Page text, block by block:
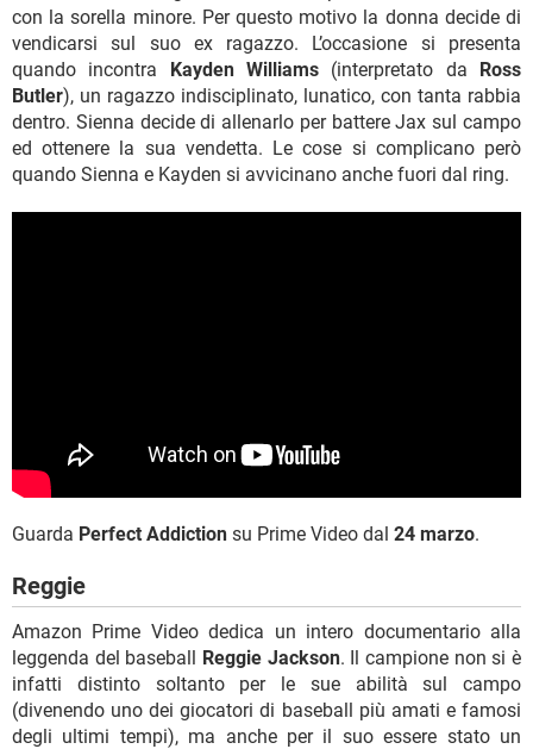
con la sorella minore. Per questo motivo la donna decide di
vendicarsi sul suo ex ragazzo. L’occasione si presenta
quando incontra Kayden Williams (interpretato da Ross
Butler), un ragazzo indisciplinato, lunatico, con tanta rabbia
dentro. Sienna decide di allenarlo per battere Jax sul campo
ed ottenere la sua vendetta. Le cose si complicano però
quando Sienna e Kayden si avvicinano anche fuori dal ring.
Guarda Perfect Addiction su Prime Video dal 24 marzo.
Reggie
Amazon Prime Video dedica un intero documentario alla
leggenda del baseball Reggie Jackson. Il campione non si è
infatti distinto soltanto per le sue abilità sul campo
(divenendo uno dei giocatori di baseball più amati e famosi
degli ultimi tempi), ma anche per il suo essere stato un